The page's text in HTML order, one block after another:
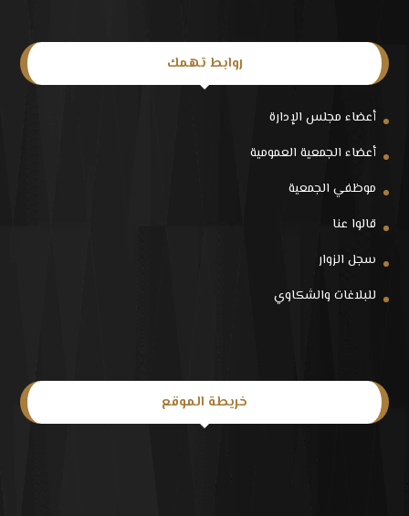
روابط تهمك
أعضاء مجلس الإدارة
أعضاء الجمعية العمومية
موظفي الجمعية
قالوا عنا
سجل الزوار
للبلاغات والشكاوي
خريطة الموقع